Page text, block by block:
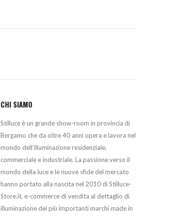
CHI SIAMO
Stilluce è un grande show-room in provincia di
Bergamo che da oltre 40 anni opera e lavora nel
mondo dell’illuminazione residenziale,
commerciale e industriale. La passione verso il
mondo della luce e le nuove sfide del mercato
hanno portato alla nascita nel 2010 di Stilluce-
Store.it, e-commerce di vendita al dettaglio di
illuminazione dei più importanti marchi made in